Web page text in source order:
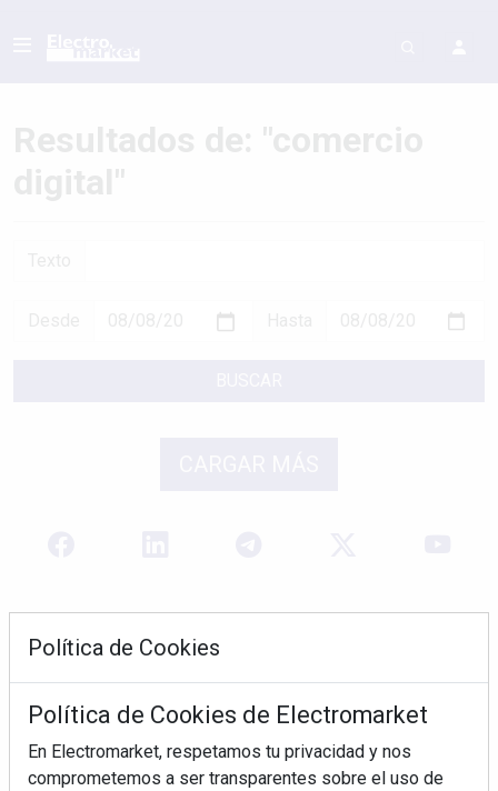
Política de Cookies
Política de Cookies de Electromarket
En Electromarket, respetamos tu privacidad y nos
comprometemos a ser transparentes sobre el uso de